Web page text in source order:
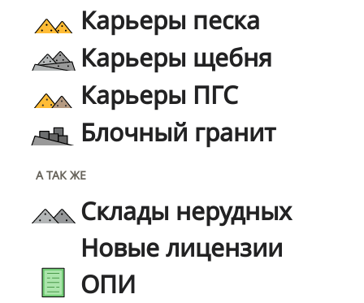
Карьеры песка
Карьеры щебня
Карьеры ПГС
Блочный гранит
А ТАК ЖЕ
Склады нерудных
Новые лицензии
ОПИ